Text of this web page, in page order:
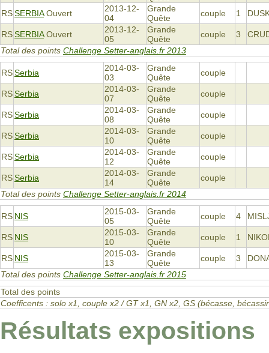
RSSERBIAOuvert
2013-12-
04
Grande
Quête
couple 1
RSSERBIAOuvert
2013-12-
05
Grande
Quête
couple 3
Total des points Challenge Setter-anglais.fr 2013
RSSerbia
2014-03-
03
Grande
Quête
couple
RSSerbia
2014-03-
07
Grande
Quête
couple
RSSerbia
2014-03-
08
Grande
Quête
couple
RSSerbia
2014-03-
10
Grande
Quête
couple
RSSerbia
2014-03-
12
Grande
Quête
couple
RSSerbia
2014-03-
14
Grande
Quête
couple
Total des points Challenge Setter-anglais.fr 2014
RS NIS
2015-03-
05
Grande
Quête
couple 4
RS NIS
2015-03-
10
Grande
Quête
couple 1
RS NIS
2015-03-
13
Grande
Quête
couple 3
Total des points Challenge Setter-anglais.fr 2015
Total des points
Coefficents : solo x1, couple x2 / GT x1, GN x2, GS (bécasse,
Résultats expositions